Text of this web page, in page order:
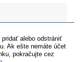
alebo odstrániť
Ak ešte nemáte účet
pokračujte cez